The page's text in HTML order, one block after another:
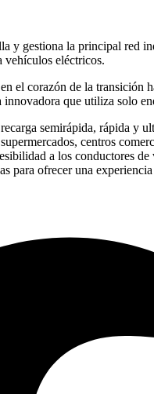
y gestiona la principal red
vehículos eléctricos.
el corazón de la transición
que utiliza solo
semirápida, rápida y
centros
a los conductores
para ofrecer una